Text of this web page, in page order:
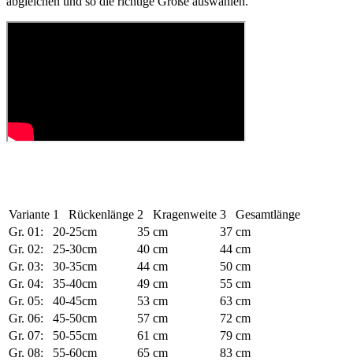
Variante 1 Rückenlänge 2 Kragenweite 3
Gesamtlänge
Gr. 01:
20-25cm 35 cm
37 cm
Gr. 02:
25-30cm 40 cm
44 cm
Gr. 03:
30-35cm 44 cm
50 cm
Gr. 04:
35-40cm 49 cm
55 cm
Gr. 05:
40-45cm 53 cm
63 cm
Gr. 06:
45-50cm 57 cm
72 cm
Gr. 07:
50-55cm 61 cm
79 cm
Gr. 08:
55-60cm 65 cm
83 cm